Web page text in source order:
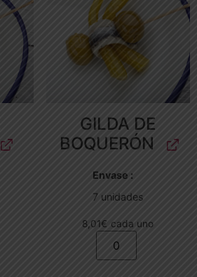
GILDA DE
BOQUERÓN
Envase
7 unidades
8,01€ cada uno